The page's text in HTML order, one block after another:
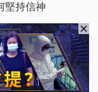
堅持信神